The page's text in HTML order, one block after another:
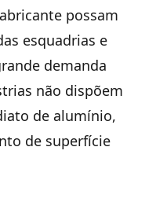
possam
esquadrias e
demanda
não dispõem
de alumínio,
de superfície